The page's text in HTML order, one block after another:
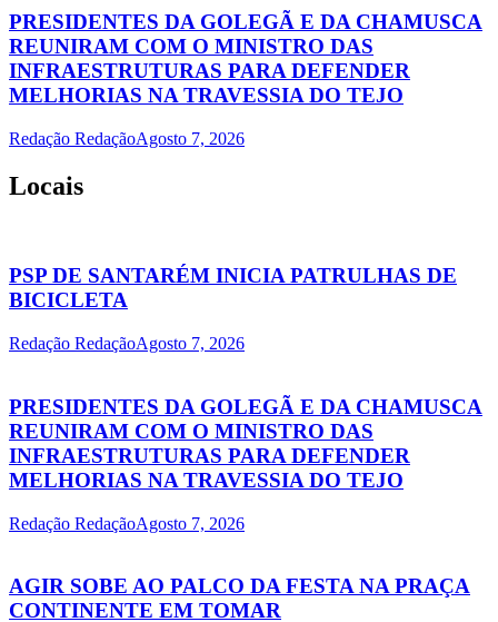
PRESIDENTES DA GOLEGÃ E DA CHAMUSCA
REUNIRAM COM O MINISTRO DAS
INFRAESTRUTURAS PARA DEFENDER
MELHORIAS NA TRAVESSIA DO TEJO
Redação RedaçãoAgosto 7, 2026
Locais
PSP DE SANTARÉM INICIA PATRULHAS DE
BICICLETA
Redação RedaçãoAgosto 7, 2026
PRESIDENTES DA GOLEGÃ E DA CHAMUSCA
REUNIRAM COM O MINISTRO DAS
INFRAESTRUTURAS PARA DEFENDER
MELHORIAS NA TRAVESSIA DO TEJO
Redação RedaçãoAgosto 7, 2026
AGIR SOBE AO PALCO DA FESTA NA PRAÇA
CONTINENTE EM TOMAR